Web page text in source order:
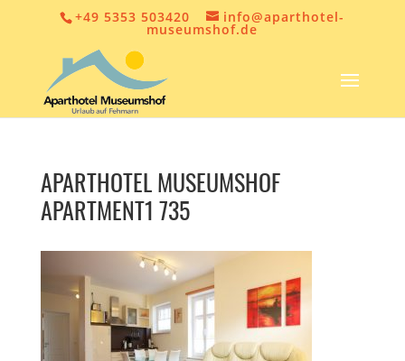
+49 5353 503420 info@aparthotel-
museumshof.de
APARTHOTEL MUSEUMSHOF
APARTMENT1 735